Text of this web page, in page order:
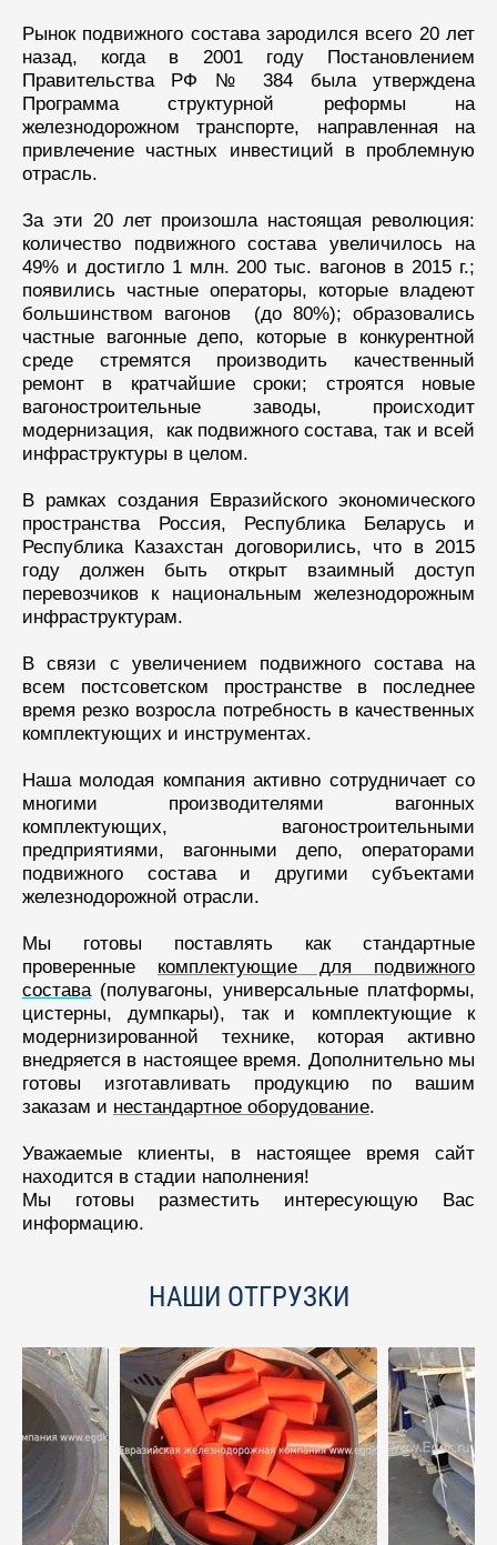
Рынок подвижного состава зародился всего 20 лет
назад, когда в 2001 году Постановлением
Правительства РФ № 384 была утверждена
Программа структурной реформы на
железнодорожном транспорте, направленная на
привлечение частных инвестиций в проблемную
отрасль.
За эти 20 лет произошла настоящая революция:
количество подвижного состава увеличилось на
49% и достигло 1 млн. 200 тыс. вагонов в 2015 г.;
появились частные операторы, которые владеют
большинством вагонов (до 80%); образовались
частные вагонные депо, которые в конкурентной
среде стремятся производить качественный
ремонт в кратчайшие сроки; строятся новые
вагоностроительные заводы, происходит
модернизация, как подвижного состава, так и всей
инфраструктуры в целом.
В рамках создания Евразийского экономического
пространства Россия, Республика Беларусь и
Республика Казахстан договорились, что в 2015
году должен быть открыт взаимный доступ
перевозчиков к национальным железнодорожным
инфраструктурам.
В связи с увеличением подвижного состава на
всем постсоветском пространстве в последнее
время резко возросла потребность в качественных
комплектующих и инструментах.
Наша молодая компания активно сотрудничает со
многими производителями вагонных
комплектующих, вагоностроительными
предприятиями, вагонными депо, операторами
подвижного состава и другими субъектами
железнодорожной отрасли.
Мы готовы поставлять как стандартные
проверенные комплектующие для подвижного
состава(полувагоны, универсальные платформы,
цистерны, думпкары), так и комплектующие к
модернизированной технике, которая активно
внедряется в настоящее время. Дополнительно мы
готовы изготавливать продукцию по вашим
заказам и нестандартное оборудование.
Уважаемые клиенты, в настоящее время сайт
находится в стадии наполнения!
Мы готовы разместить интересующую Вас
информацию.
НАШИ ОТГРУЗКИ